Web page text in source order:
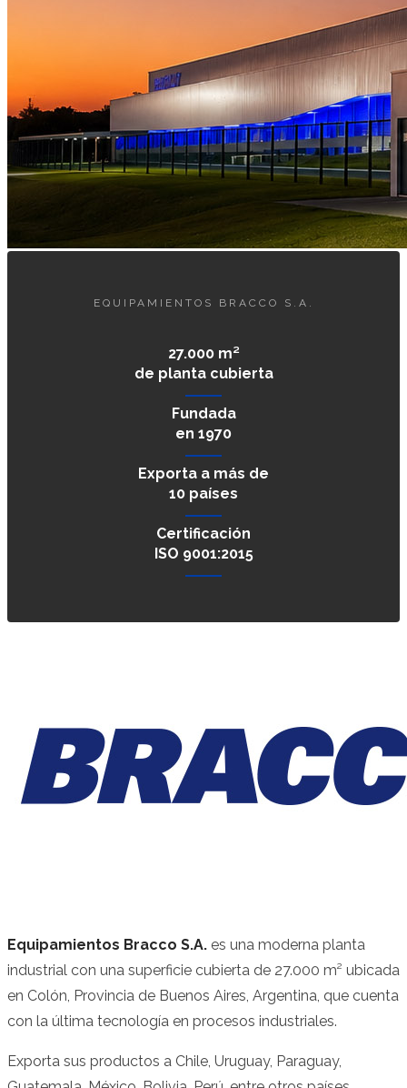
EQUIPAMIENTOS BRACCO S.A.
27.000 m²
de planta cubierta
Fundada
en 1970
Exporta a más de
10 países
Certificación
ISO 9001:2015
Equipamientos Bracco S.A. es una moderna planta
industrial con una superficie cubierta de 27.000 m² ubicada
en Colón, Provincia de Buenos Aires, Argentina, que cuenta
con la última tecnología en procesos industriales.
Exporta sus productos a Chile, Uruguay, Paraguay,